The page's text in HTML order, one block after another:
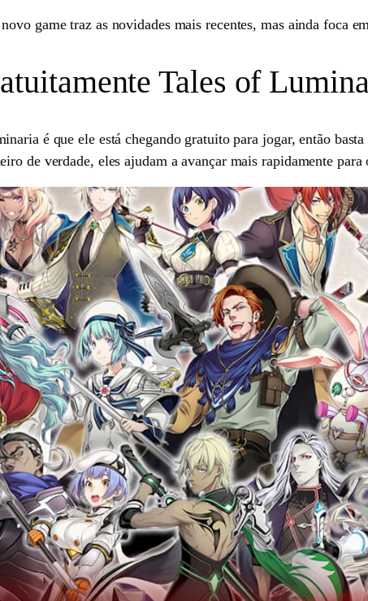
game traz as novidades mais recentes, mas ainda foca
Tales of
é que ele está chegando gratuito para jogar, então
de verdade, eles ajudam a avançar mais rapidamente